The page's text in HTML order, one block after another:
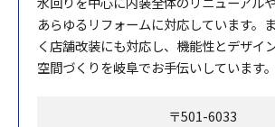
あらゆるリフォームに対応しています。
く店舗改装にも対応し、機能性とデザイ
空間づくりを岐阜でお手伝いしています。
〒501-6033